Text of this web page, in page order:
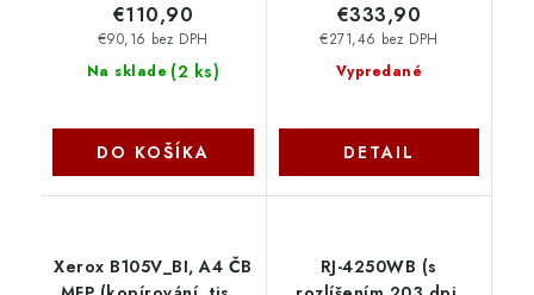
Na sklade (2 ks)
€90,16 bez DPH
€110,90
DO KOŠÍKA
Vypredané
€271,46 bez DPH
€333,90
DETAIL
Xerox B105V_BI, A4 ČB
RJ-4250WB (s